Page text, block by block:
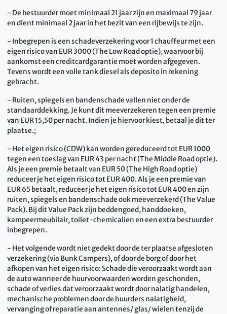
- De bestuurder moet minimaal 21 jaar zijn en maximaal 79 jaar
en dient minimaal 2 jaar in het bezit van een rijbewijs te zijn.
- Inbegrepen is een schadeverzekering voor 1 chauffeur met een
eigen risico van EUR 3000 (The Low Road optie), waarvoor bij
aankomst een creditcardgarantie moet worden afgegeven.
Tevens wordt een volle tank diesel als deposito in rekening
gebracht.
- Ruiten, spiegels en bandenschade vallen niet onder de
standaarddekking. Je kunt dit meeverzekeren tegen een premie
van EUR 15,50 per nacht. Indien je hiervoor kiest, betaal je dit ter
plaatse.;
- Het eigen risico (CDW) kan worden gereduceerd tot EUR 1000
tegen een toeslag van EUR 43 per nacht (The Middle Road optie).
Als je een premie betaalt van EUR 50 (The High Road optie)
reduceer je het eigen risico tot EUR 400. Als je een premie van
EUR 65 betaalt, reduceer je het eigen risico tot EUR 400 en zijn
ruiten, spiegels en bandenschade ook meeverzekerd (The Value
Pack). Bij dit Value Pack zijn beddengoed, handdoeken,
kampeermeubilair, toilet-chemicalien en een extra bestuurder
inbegrepen.
- Het volgende wordt niet gedekt door de ter plaatse afgesloten
verzekering (via Bunk Campers), of door de borg of door het
afkopen van het eigen risico: Schade die veroorzaakt wordt aan
de auto wanneer de huurvoorwaarden worden geschonden,
schade of verlies dat veroorzaakt wordt door nalatig handelen,
mechanische problemen door de huurders nalatigheid,
vervanging of reparatie aan antennes/ glas/ wielen tenzij de